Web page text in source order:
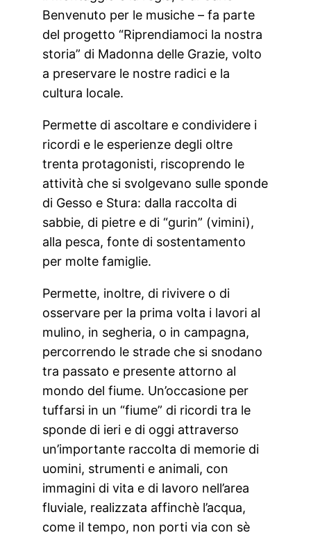
Benvenuto per le musiche – fa parte
del progetto “Riprendiamoci la nostra
storia” di Madonna delle Grazie, volto
a preservare le nostre radici e la
cultura locale.
Permette di ascoltare e condividere i
ricordi e le esperienze degli oltre
trenta protagonisti, riscoprendo le
attività che si svolgevano sulle sponde
di Gesso e Stura: dalla raccolta di
sabbie, di pietre e di “gurin” (vimini),
alla pesca, fonte di sostentamento
per molte famiglie.
Permette, inoltre, di rivivere o di
osservare per la prima volta i lavori al
mulino, in segheria, o in campagna,
percorrendo le strade che si snodano
tra passato e presente attorno al
mondo del fiume. Un’occasione per
tuffarsi in un “fiume” di ricordi tra le
sponde di ieri e di oggi attraverso
un’importante raccolta di memorie di
uomini, strumenti e animali, con
immagini di vita e di lavoro nell’area
fluviale, realizzata affinchè l’acqua,
come il tempo, non porti via con sè